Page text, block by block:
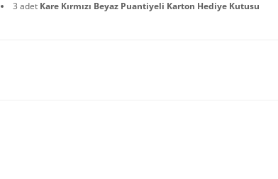
3 adet Kare Kırmızı Beyaz Puantiyeli Karton Hediye Kutusu